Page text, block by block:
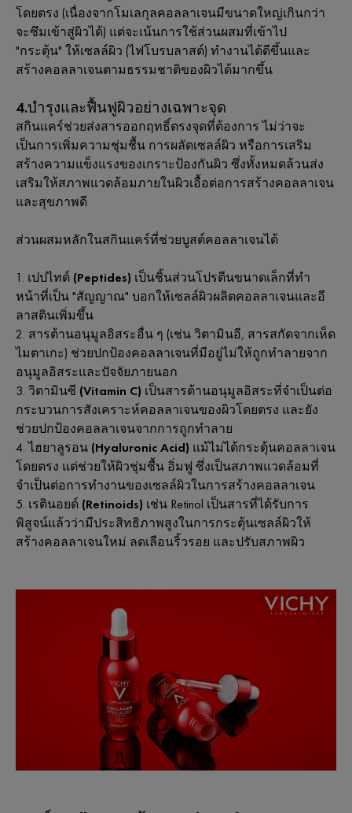
โดยตรง (เนื่องจากโมเลกุลคอลลาเจนมีขนาดใหญ่เกินกว่า
จะซึมเข้าสู่ผิวได้) แต่จะเน้นการใช้ส่วนผสมที่เข้าไป
"กระตุ้น" ให้เซลล์ผิว (ไฟโบรบลาสต์) ทำงานได้ดีขึ้นและ
สร้างคอลลาเจนตามธรรมชาติของผิวได้มากขึ้น
4.บำรุงและฟื้นฟูผิวอย่างเฉพาะจุด
สกินแคร์ช่วยส่งสารออกฤทธิ์ตรงจุดที่ต้องการ ไม่ว่าจะ
เป็นการเพิ่มความชุ่มชื้น การผลัดเซลล์ผิว หรือการเสริม
สร้างความแข็งแรงของเกราะป้องกันผิว ซึ่งทั้งหมดล้วนส่ง
เสริมให้สภาพแวดล้อมภายในผิวเอื้อต่อการสร้างคอลลาเจน
และสุขภาพดี
ส่วนผสมหลักในสกินแคร์ที่ช่วยบูสต์คอลลาเจนได้
เปปไทด์ (Peptides) เป็นชิ้นส่วนโปรตีนขนาดเล็กที่ทำ
หน้าที่เป็น "สัญญาณ" บอกให้เซลล์ผิวผลิตคอลลาเจนและอี
ลาสตินเพิ่มขึ้น
สารต้านอนุมูลอิสระอื่น ๆ (เช่น วิตามินอี, สารสกัดจากเห็ด
ไมตาเกะ) ช่วยปกป้องคอลลาเจนที่มีอยู่ไม่ให้ถูกทำลายจาก
อนุมูลอิสระและปัจจัยภายนอก
วิตามินซี (Vitamin C) เป็นสารต้านอนุมูลอิสระที่จำเป็นต่อ
กระบวนการสังเคราะห์คอลลาเจนของผิวโดยตรง และยัง
ช่วยปกป้องคอลลาเจนจากการถูกทำลาย
ไฮยาลูรอน (Hyaluronic Acid) แม้ไม่ได้กระตุ้นคอลลาเจน
โดยตรง แต่ช่วยให้ผิวชุ่มชื้น อิ่มฟู ซึ่งเป็นสภาพแวดล้อมที่
จำเป็นต่อการทำงานของเซลล์ผิวในการสร้างคอลลาเจน
เรตินอยด์ (Retinoids) เช่น Retinol เป็นสารที่ได้รับการ
พิสูจน์แล้วว่ามีประสิทธิภาพสูงในการกระตุ้นเซลล์ผิวให้
สร้างคอลลาเจนใหม่ ลดเลือนริ้วรอย และปรับสภาพผิว